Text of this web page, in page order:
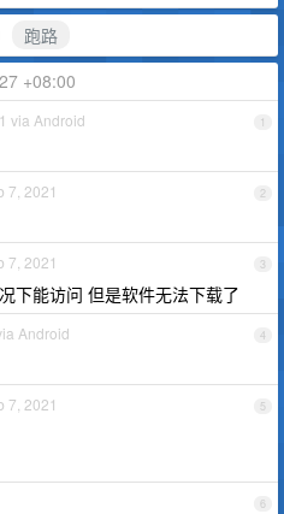
跑路
+08:00
1
via Android
2
7, 2021
3
7, 2021
下能访问 但是软件无法下载了
4
Android
5
7, 2021
6